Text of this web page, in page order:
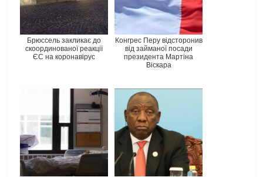
Брюссель закликає до
скоординованої реакції
ЄС на коронавірус
Конгрес Перу відсторонив
від займаної посади
президента Мартіна
Віскара